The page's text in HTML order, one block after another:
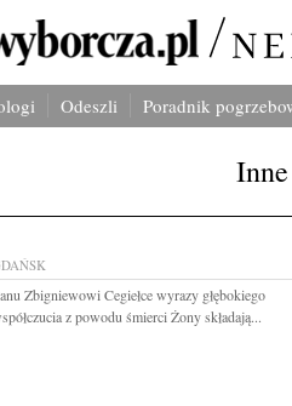
Odeszli Poradnik
Zbigniewowi Cegiełce wyrazy głębokiego
z powodu śmierci Żony składają...